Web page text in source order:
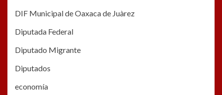
DIF Municipal de Oaxaca de Juàrez
Diputada Federal
Diputado Migrante
Diputados
economía